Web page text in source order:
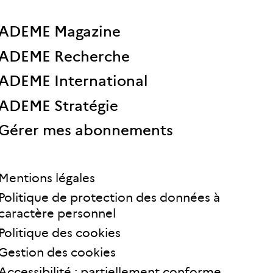
Magazine
Recherche
International
Stratégie
mes abonnements
Mentions légales
Politique de protection des données à
personnel
Politique des cookies
des cookies